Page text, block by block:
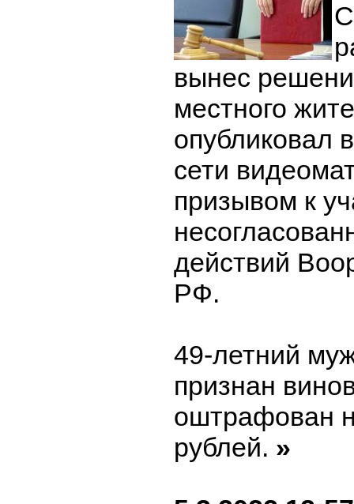
вынес
местного
опубликовал
сети
призывом к
действий
РФ.
49-летний
признан
оштрафован
рублей. »